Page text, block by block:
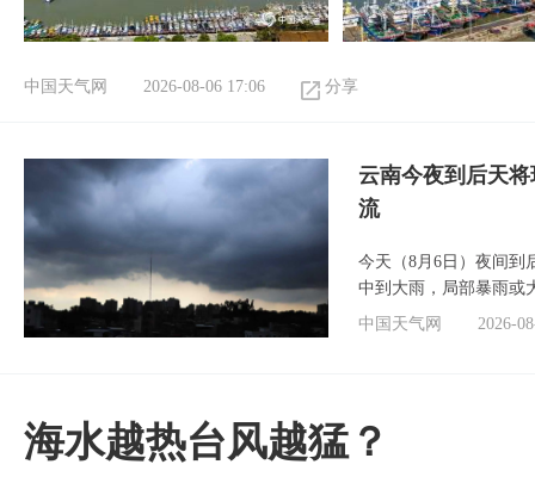
中国天气网 2026-08-06 17:06 分享
云南今夜到后天
流
今天（8月6日）夜间到
中到大雨，局部暴雨或
中国天气网
2026-
海水越热台风越猛？